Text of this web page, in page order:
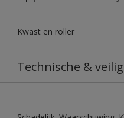
Kwast en roller
Technische &